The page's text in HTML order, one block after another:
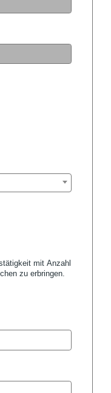
mit Anzahl
zu erbringen.